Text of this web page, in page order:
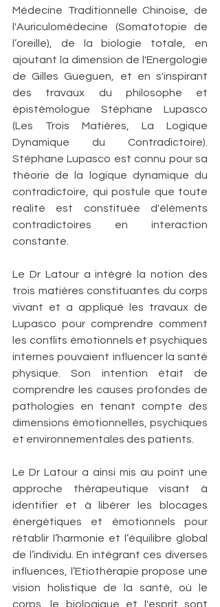
Médecine Traditionnelle Chinoise, de
l'Auriculomédecine (Somatotopie de
l’oreille), de la biologie totale, en
ajoutant la dimension de l'Energologie
de Gilles Gueguen, et en s'inspirant
des travaux du philosophe et
épistémologue Stéphane Lupasco
(Les Trois Matières, La Logique
Dynamique du Contradictoire).
Stéphane Lupasco est connu pour sa
théorie de la logique dynamique du
contradictoire, qui postule que toute
réalité est constituée d'éléments
contradictoires en interaction
constante.
Le Dr Latour a intégré la notion des
trois matières constituantes du corps
vivant et a appliqué les travaux de
Lupasco pour comprendre comment
les conflits émotionnels et psychiques
internes pouvaient influencer la santé
physique. Son intention était de
comprendre les causes profondes de
pathologies en tenant compte des
dimensions émotionnelles, psychiques
et environnementales des patients.
Le Dr Latour a ainsi mis au point une
approche thérapeutique visant à
identifier et à libérer les blocages
énergétiques et émotionnels pour
rétablir l’harmonie et l’équilibre global
de l’individu. En intégrant ces diverses
influences, l’Etiothérapie propose une
vision holistique de la santé, où le
corps, le biologique et l'esprit sont